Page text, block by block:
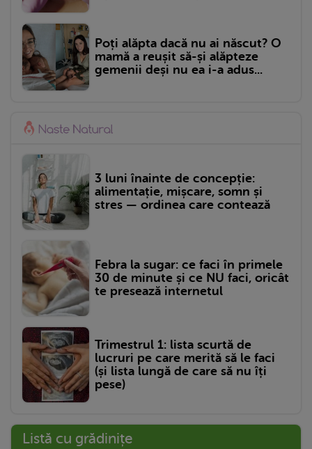
Poți alăpta dacă nu ai născut? O
mamă a reușit să-și alăpteze
gemenii deși nu ea i-a adus...
3 luni înainte de concepție:
alimentație, mișcare, somn și
stres — ordinea care contează
Febra la sugar: ce faci în primele
30 de minute și ce NU faci, oricât
te presează internetul
Trimestrul 1: lista scurtă de
lucruri pe care merită să le faci
(și lista lungă de care să nu îți
pese)
Listă cu grădinițe